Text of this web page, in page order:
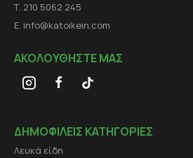
Τ. 210 5062 245
E. info@katoikein.com
ΑΚΟΛΟΥΘΗΣΤΕ ΜΑΣ
ΔΗΜΟΦΙΛΕΙΣ ΚΑΤΗΓΟΡΙΕΣ
Λευκά είδη